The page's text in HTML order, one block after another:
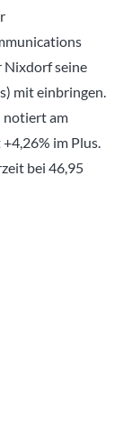
Nixdorf seine
mit einbringen.
notiert am
im Plus.
bei 46,95